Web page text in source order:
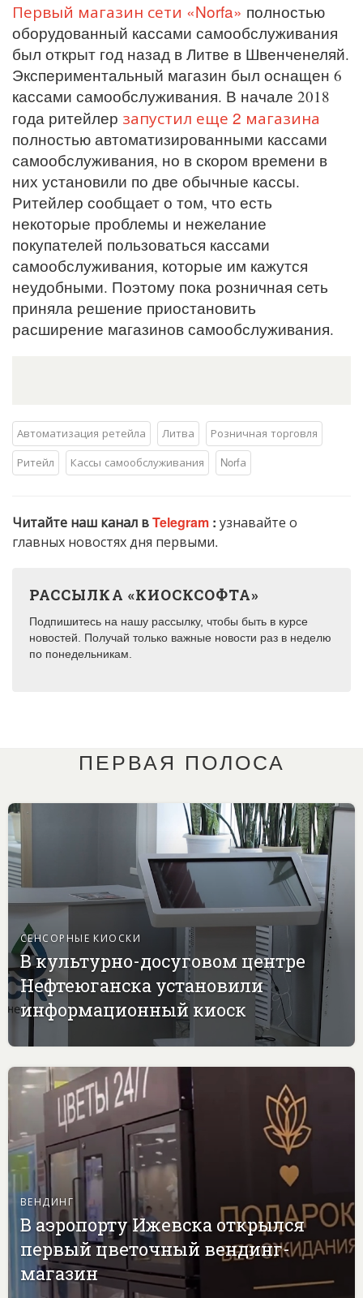
Первый магазин сети «Norfa» полностью
оборудованный кассами самообслуживания
был открыт год назад в Литве в Швенченеляй.
Экспериментальный магазин был оснащен 6
кассами самообслуживания. В начале 2018
года ритейлер запустил еще 2 магазина
полностью автоматизированными кассами
самообслуживания, но в скором времени в
них установили по две обычные кассы.
Ритейлер сообщает о том, что есть
некоторые проблемы и нежелание
покупателей пользоваться кассами
самообслуживания, которые им кажутся
неудобными. Поэтому пока розничная сеть
приняла решение приостановить
расширение магазинов самообслуживания.
Автоматизация ретейла Литва
Розничная торговля
Ритейл
Кассы самообслуживания Norfа
Читайте наш канал вTelegram : узнавайте о
главных новостях дня первыми.
РАССЫЛКА «КИОСКСОФТА»
Подпишитесь на нашу рассылку, чтобы быть в курсе
новостей. Получай только важные новости раз в неделю
по понедельникам.
ПЕРВАЯ ПОЛОСА
СЕНСОРНЫЕ КИОСКИ
В культурно-досуговом центре
Нефтеюганска установили
информационный киоск
ВЕНДИНГ
В аэропорту Ижевска открылся
первый цветочный вендинг-
магазин